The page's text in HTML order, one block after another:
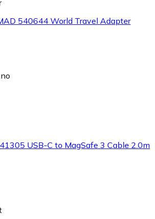
540644 World Travel Adapter
USB-C to MagSafe 3 Cable 2.0m